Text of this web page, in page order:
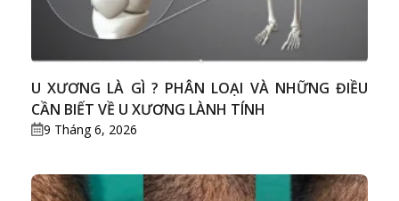
U XƯƠNG LÀ GÌ ? PHÂN LOẠI VÀ NHỮNG ĐIỀU
CẦN BIẾT VỀ U XƯƠNG LÀNH TÍNH
9 Tháng 6, 2026